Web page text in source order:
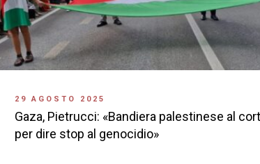
29 AGOSTO 2025
Gaza, Pietrucci: «Bandiera palestinese al
per dire stop al genocidio»